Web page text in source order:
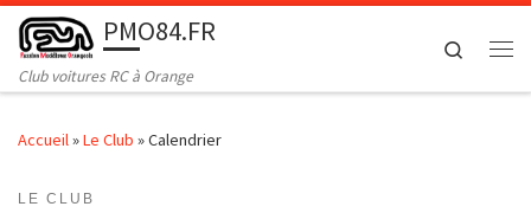
Passer au contenu
PMO84.FR
Club voitures RC à Orange
Search
Accueil»Le Club »Calendrier
LE CLUB